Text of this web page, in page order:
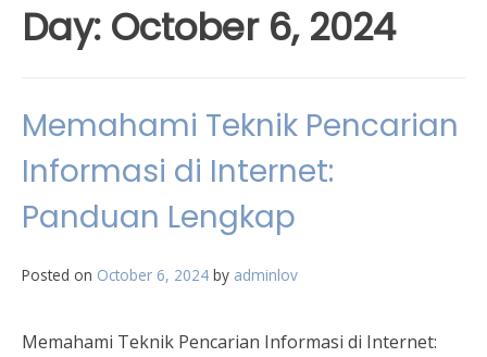
Day: October 6, 2024
Memahami Teknik Pencarian
Informasi di Internet:
Panduan Lengkap
Posted on October 6, 2024 by adminlov
Memahami Teknik Pencarian Informasi di Internet: